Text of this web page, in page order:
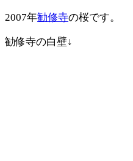
2007年勧修寺の桜です。
勧修寺の白壁↓